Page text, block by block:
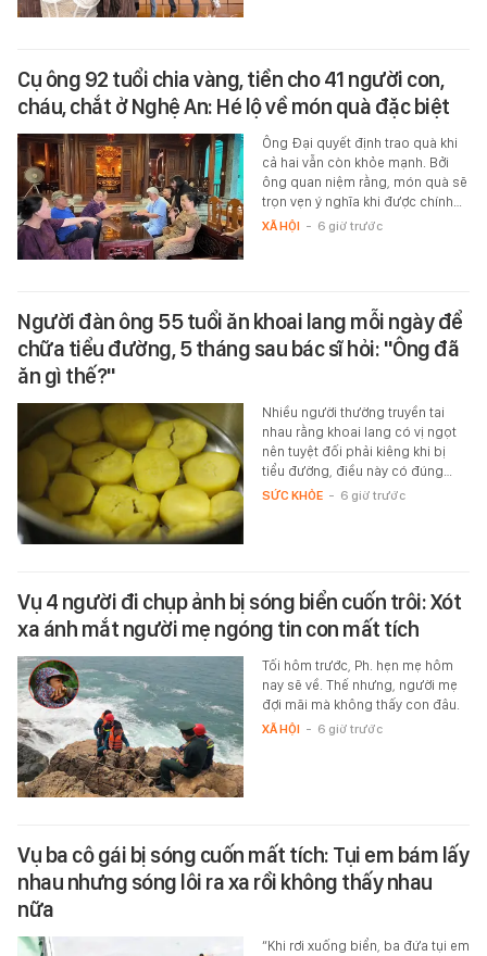
Cụ ông 92 tuổi chia vàng, tiền cho 41 người con,
cháu, chắt ở Nghệ An: Hé lộ về món quà đặc biệt
Ông Đại quyết định trao quà khi
cả hai vẫn còn khỏe mạnh. Bởi
ông quan niệm rằng, món quà sẽ
trọn vẹn ý nghĩa khi được chính…
XÃ HỘI - 6 giờ trước
Người đàn ông 55 tuổi ăn khoai lang mỗi ngày để
chữa tiểu đường, 5 tháng sau bác sĩ hỏi: "Ông đã
ăn gì thế?"
Nhiều người thường truyền tai
nhau rằng khoai lang có vị ngọt
nên tuyệt đối phải kiêng khi bị
tiểu đường, điều này có đúng…
SỨC KHỎE - 6 giờ trước
Vụ 4 người đi chụp ảnh bị sóng biển cuốn trôi: Xót
xa ánh mắt người mẹ ngóng tin con mất tích
Tối hôm trước, Ph. hẹn mẹ hôm
nay sẽ về. Thế nhưng, người mẹ
đợi mãi mà không thấy con đâu.
XÃ HỘI - 6 giờ trước
Vụ ba cô gái bị sóng cuốn mất tích: Tụi em bám lấy
nhau nhưng sóng lôi ra xa rồi không thấy nhau
nữa
“Khi rơi xuống biển, ba đứa tụi em